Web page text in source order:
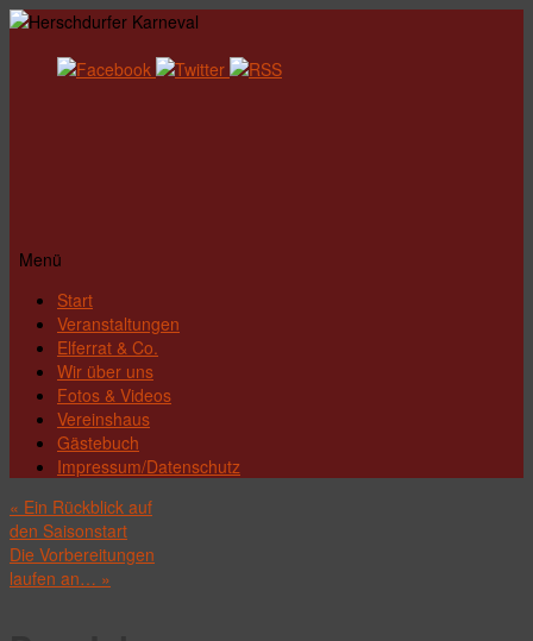
Menü
Zum
Inhalt
springen
Start
Veranstaltungen
Elferrat & Co.
Wir über uns
Fotos & Videos
Vereinshaus
Gästebuch
Impressum/Datenschutz
« Ein Rückblick auf
den Saisonstart
Die Vorbereitungen
laufen an… »